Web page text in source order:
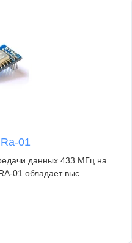
01
данных 433 МГц на
01 обладает выс..